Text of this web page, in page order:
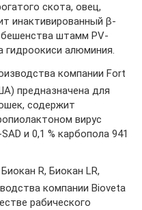
скота, овец,
инактивированный β-
штамм PV-
гидроокиси алюминия.
компании Fort
предназначена для
содержит
вирус
и 0,1 % карбопола 941
R, Биокан LR,
компании Bioveta
рабического